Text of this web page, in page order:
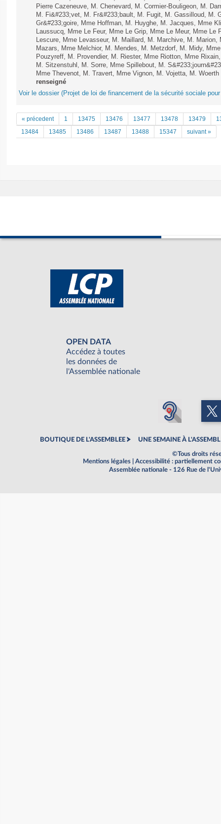
Pierre Cazeneuve, M. Chenevard, M. Cormier-Bouligeon, M.
M. Fi&#233;vet, M. Fr&#233;bault, M. Fugit, M. Gassilloud, M.
Gr&#233;goire, Mme Hoffman, M. Huyghe, M. Jacques, Mme
Laussucq, Mme Le Feur, Mme Le Grip, Mme Le Meur, Mme
Lescure, Mme Levasseur, M. Maillard, M. Marchive, M.
Mazars, Mme Melchior, M. Mendes, M. Metzdorf, M. Midy,
Pouzyreff, M. Provendier, M. Riester, Mme Riotton, Mme
M. Sitzenstuhl, M. Sorre, Mme Spillebout, M.
Mme Thevenot, M. Travert, Mme Vignon, M. Vojetta, M.
renseigné
Voir le dossier (Projet de loi de financement de la sécurité sociale pour
« précedent 1 13475 13476 13477 13478 13479
13484
13485 13486 13487 13488 15347 suivant »
OPEN DATA
Accédez à toutes
les données de
l'Assemblée nationale
BOUTIQUE DE L'ASSEMBLEE UNE SEMAINE À
©Tous droits
Mentions légales
Accessibilité : partiellement
Assemblée nationale - 126 Rue de